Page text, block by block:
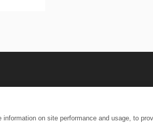
All rights reserved. |Terms of Use |
on site performance and usage, to